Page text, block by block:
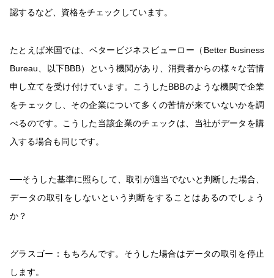
認するなど、資格をチェックしています。
たとえば米国では、ベタービジネスビューロー（Better Business
Bureau、以下BBB）という機関があり、消費者からの様々な苦情
申し立てを受け付けています。こうしたBBBのような機関で企業
をチェックし、その企業について多くの苦情が来ていないかを調
べるのです。こうした当該企業のチェックは、当社がデータを購
入する場合も同じです。
──そうした基準に照らして、取引が適当でないと判断した場合、
データの取引をしないという判断をすることはあるのでしょう
か？
グラスゴー： もちろんです。そうした場合はデータの取引を停止
します。